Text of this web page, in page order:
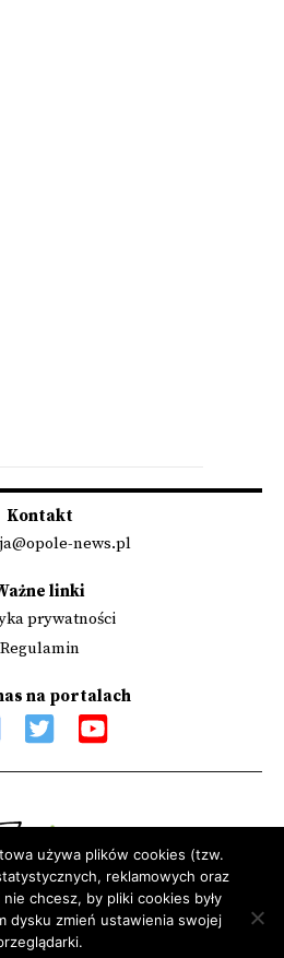
Kontakt
news.pl
linki
prywatności
Regulamin
na portalach
Instytut Wolności - Centrum
ze środków Programu
na lata 2018 – 2030
używa plików cookies (tzw.
reklamowych oraz
chcesz, by pliki cookies były
dysku zmień ustawienia swojej